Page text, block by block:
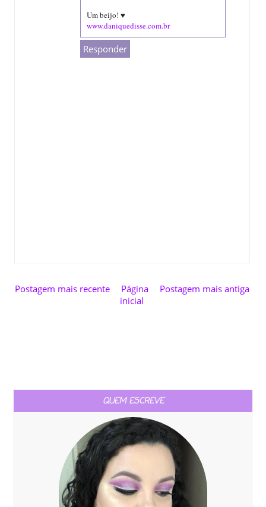
Um beijo! ♥
www.daniquedisse.com.br
Responder
Postagem mais recente Postagem mais antiga
Página
inicial
QUEM ESCREVE